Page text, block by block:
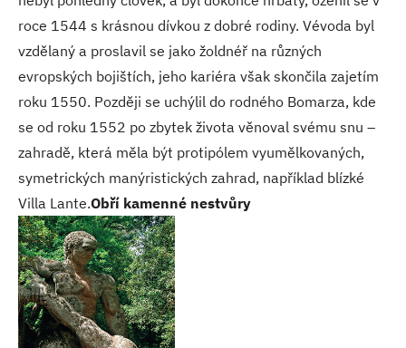
roce 1544 s krásnou dívkou z dobré rodiny. Vévoda byl
vzdělaný a proslavil se jako žoldnéř na různých
evropských bojištích, jeho kariéra však skončila zajetím
roku 1550. Později se uchýlil do rodného Bomarza, kde
se od roku 1552 po zbytek života věnoval svému snu –
zahradě, která měla být protipólem vyumělkovaných,
symetrických manýristických zahrad, například blízké
Villa Lante.Obří kamenné nestvůry